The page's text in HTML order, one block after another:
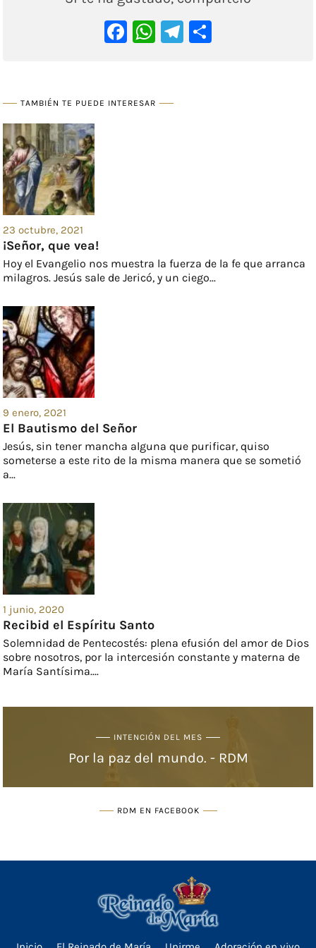
Facebook
WhatsApp
Telegram
TAMBIÉN TE PUEDE INTERESAR
23 octubre, 2021
¡Señor, que vea!
Hoy el Evangelio nos muestra la fuerza de la fe que arranca
milagros. Jesús sale de Jericó, y un ciego...
9 enero, 2021
El Bautismo del Señor
Jesús, sin tener mancha alguna que purificar, quiso
someterse a este rito de la misma manera que se sometió
a...
1 junio, 2020
Recibid el Espíritu Santo
Solemnidad de Pentecostés: plena efusión del amor de Dios
sobre nosotros, por la intercesión constante y materna de
María Santísima....
INTENCIÓN DEL MES
Por la paz del mundo. - RDM
RDM EN FACEBOOK